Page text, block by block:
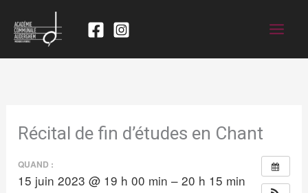
Récital de fin d’études en Chant
QUAND :
15 juin 2023 @ 19 h 00 min – 20 h 15 min